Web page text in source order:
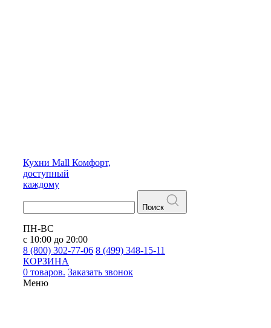
Кухни Mall Комфорт,
доступный
каждому
Поиск
ПН-ВС
с 10:00 до 20:00
8 (800) 302-77-06 8 (499) 348-15-11
КОРЗИНА
0 товаров. Заказать звонок
Меню